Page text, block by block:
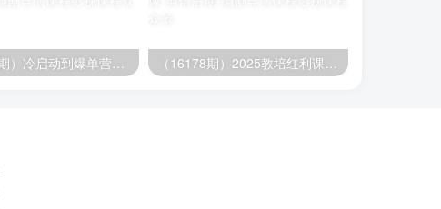
（16177期）冷启动到爆单营：从猜你喜欢打法到高阶运营,30天打造爆款店铺,日订单破200 （16178期）2025教培红利课：详解IP定位、创作规划、流量变现，新手90天实现月入20万